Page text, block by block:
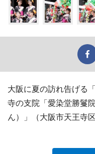
大阪に夏の訪れ告げる
寺の支院「愛染堂勝鬘
ん）」（大阪市天王寺